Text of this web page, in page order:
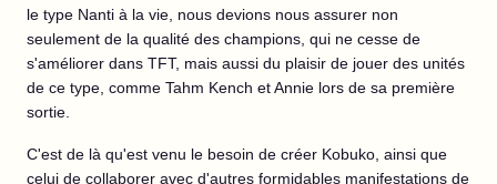
le type Nanti à la vie, nous devions nous assurer non
seulement de la qualité des champions, qui ne cesse de
s'améliorer dans TFT, mais aussi du plaisir de jouer des unités
de ce type, comme Tahm Kench et Annie lors de sa première
sortie.
C'est de là qu'est venu le besoin de créer Kobuko, ainsi que
celui de collaborer avec d'autres formidables manifestations de